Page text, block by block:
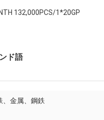
132,000PCS/1*20GP
ド語
、金属、鋼鉄